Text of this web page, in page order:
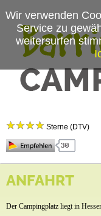
Campingplatzmenü
Anfahrt
News
Sterne (DTV)
Campingplatz Auenland
Zum Dammhammer 2
ANFAHRT
Der Campingplatz liegt in
Wir verwenden
Service zu
weitersurfen